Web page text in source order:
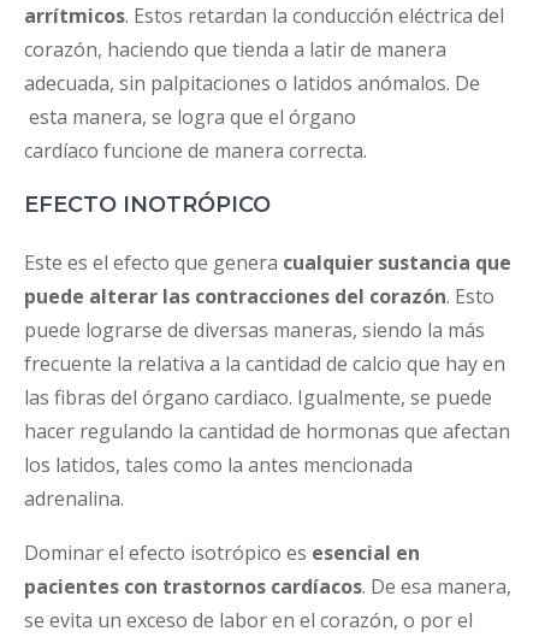
arrítmicos. Estos retardan la conducción eléctrica del
corazón, haciendo que tienda a latir de manera
adecuada, sin palpitaciones o latidos anómalos. De
esta manera, se logra que el órgano
cardíaco funcione de manera correcta.
EFECTO INOTRÓPICO
Este es el efecto que genera cualquier sustancia que
puede alterar las contracciones del corazón. Esto
puede lograrse de diversas maneras, siendo la más
frecuente la relativa a la cantidad de calcio que hay en
las fibras del órgano cardiaco. Igualmente, se puede
hacer regulando la cantidad de hormonas que afectan
los latidos, tales como la antes mencionada
adrenalina.
Dominar el efecto isotrópico es esencial en
pacientes con trastornos cardíacos. De esa manera,
se evita un exceso de labor en el corazón, o por el